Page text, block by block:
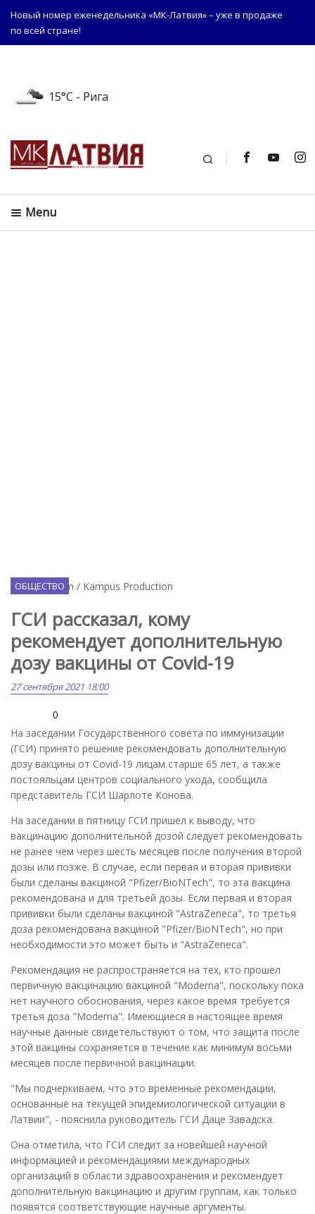
Новый номер еженедельника «МК-Латвия» – уже в продаже
по всей стране!
15°C - Рига
Поиск
Menu
ОБЩЕСТВО
ГСИ рассказал, кому
рекомендует дополнительную
дозу вакцины от Covid-19
27 сентября 2021 18:00
0
На заседании Государственного совета по иммунизации
(ГСИ) принято решение рекомендовать дополнительную
дозу вакцины от Covid-19 лицам старше 65 лет, а также
постояльцам центров социального ухода, сообщила
представитель ГСИ Шарлоте Конова.
На заседании в пятницу ГСИ пришел к выводу, что
вакцинацию дополнительной дозой следует рекомендовать
не ранее чем через шесть месяцев после получения второй
дозы или позже. В случае, если первая и вторая прививки
были сделаны вакциной "Pfizer/BioNTech", то эта вакцина
рекомендована и для третьей дозы. Если первая и вторая
прививки были сделаны вакциной "AstraZeneca", то третья
доза рекомендована вакциной "Pfizer/BioNTech", но при
необходимости это может быть и "AstraZeneca".
Рекомендация не распространяется на тех, кто прошел
первичную вакцинацию вакциной "Moderna", поскольку пока
нет научного обоснования, через какое время требуется
третья доза "Moderna". Имеющиеся в настоящее время
научные данные свидетельствуют о том, что защита после
этой вакцины сохраняется в течение как минимум восьми
месяцев после первичной вакцинации.
"Мы подчеркиваем, что это временные рекомендации,
основанные на текущей эпидемиологической ситуации в
Латвии", - пояснила руководитель ГСИ Даце Завадска.
Она отметила, что ГСИ следит за новейшей научной
информацией и рекомендациями международных
организаций в области здравоохранения и рекомендует
дополнительную вакцинацию и другим группам, как только
появятся соответствующие научные аргументы.